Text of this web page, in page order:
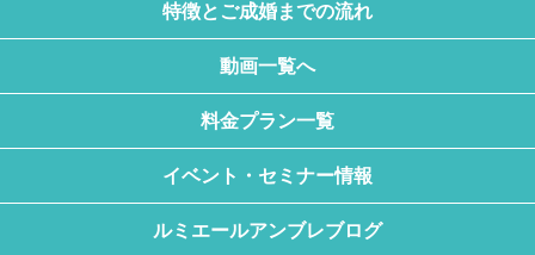
特徴とご成婚までの流れ
動画一覧へ
料金プラン一覧
イベント・セミナー情報
ルミエールアンブレブログ